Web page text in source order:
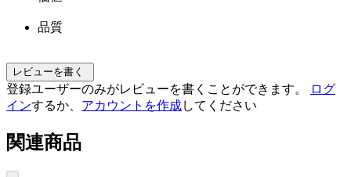
品質
レビューを書く
登録ユーザーのみがレビューを書くことができます。
ログ
インするか、 アカウントを作成してください
関連商品